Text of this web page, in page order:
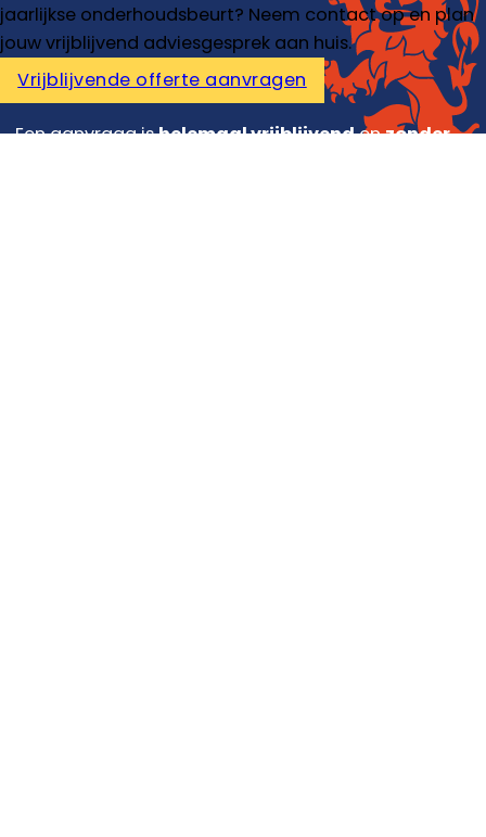
jaarlijkse onderhoudsbeurt? Neem contact op en plan
jouw vrijblijvend adviesgesprek aan huis.
Vrijblijvende offerte aanvragen
Een aanvraag ishelemaal vrijblijvendenzonder